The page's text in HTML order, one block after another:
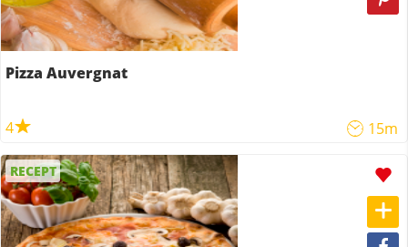
Pizza Auvergnat
4 15m
RECEPT